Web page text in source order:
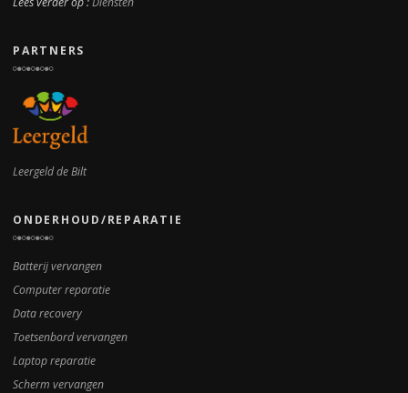
PARTNERS
Leergeld de Bilt
ONDERHOUD/REPARATIE
Batterij vervangen
Computer reparatie
Data recovery
Toetsenbord vervangen
Laptop reparatie
Scherm vervangen